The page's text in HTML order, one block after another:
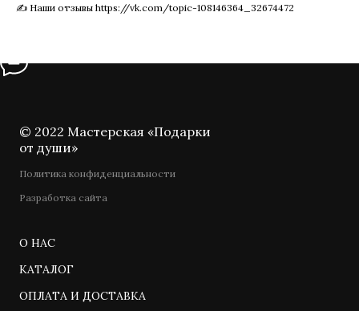
✍️ Наши отзывы https://vk.com/topic-108146364_32674472
© 2022 Мастерская «Подарки
от души»
Политика конфиденциальности
Разработка сайта
О НАС
КАТАЛОГ
ОПЛАТА И ДОСТАВКА